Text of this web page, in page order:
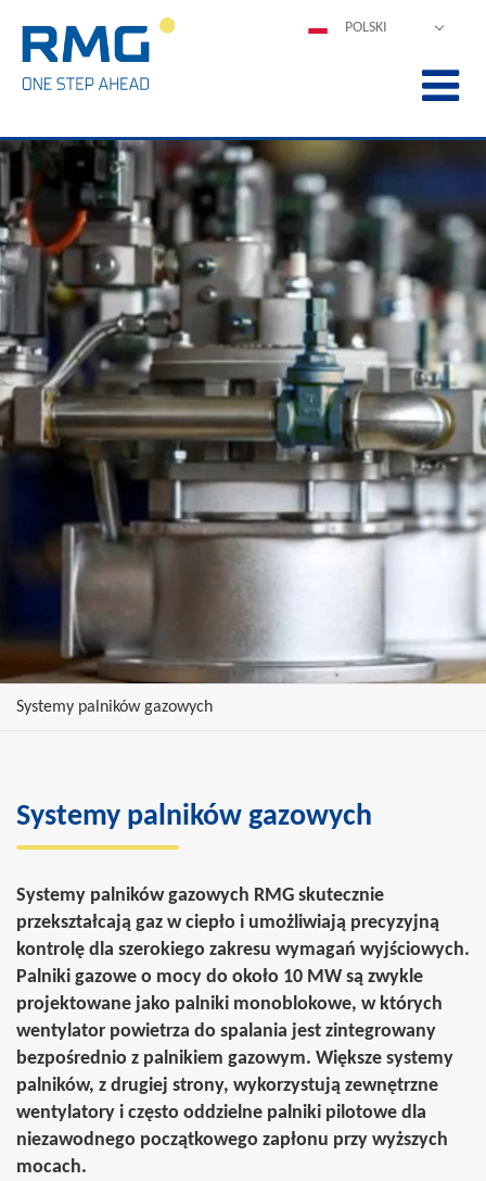
POLSKI
ITALIANO
中文
PORTUGUÊS
Systemy palników gazowych
Systemy palników gazowych
Systemy palników gazowych RMG skutecznie
przekształcają gaz w ciepło i umożliwiają precyzyjną
kontrolę dla szerokiego zakresu wymagań wyjściowych.
Palniki gazowe o mocy do około 10 MW są zwykle
projektowane jako palniki monoblokowe, w których
wentylator powietrza do spalania jest zintegrowany
bezpośrednio z palnikiem gazowym. Większe systemy
palników, z drugiej strony, wykorzystują zewnętrzne
wentylatory i często oddzielne palniki pilotowe dla
niezawodnego początkowego zapłonu przy wyższych
mocach.